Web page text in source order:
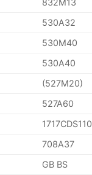
530A32
530M40
530A40
(527M20)
527A60
1717CDS110
708A37
GB BS